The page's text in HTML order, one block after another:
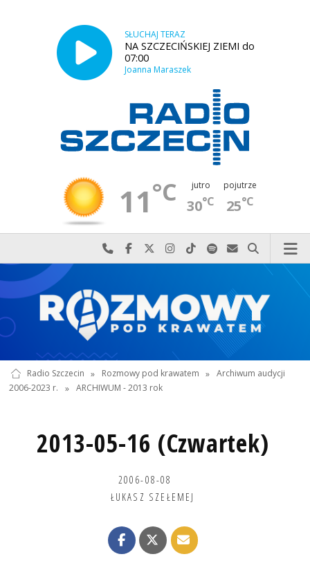
SŁUCHAJ TERAZ
NA SZCZECIŃSKIEJ ZIEMI do
07:00
Joanna Maraszek
11°C jutro
30°C
pojutrze
25°C
Najlepiej po prostu do nas zadzwoń
Odwiedź nas na Facebook-u
Odwiedź nas na X
Odwiedź nas na Instagram-ie
Odwiedź nas na TikTok-u
Szukaj nas na Spotify
Wyślij do nas
Szukaj
Radio Szczecin » Rozmowy pod krawatem » Archiwum audycji
2006-2023 r.
» ARCHIWUM - 2013 rok
2013-05-16 (Czwartek)
2006-08-08
ŁUKASZ SZEŁEMEJ